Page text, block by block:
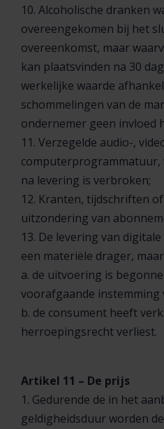
10. Alcoholische dranken
overeengekomen bij het
overeenkomst, maar
kan plaatsvinden na 30
werkelijke waarde
schommelingen van de
ondernemer geen invloed
11. Verzegelde audio-,
computerprogrammatuur,
na levering is verbroken;
12. Kranten, tijdschriften
uitzondering van
13. De levering van
een materiële drager,
a. de uitvoering is
voorafgaande instemming
b. de consument heeft
herroepingsrecht verliest.
Artikel 11 – De prijs
1. Gedurende de in het
geldigheidsduur worden